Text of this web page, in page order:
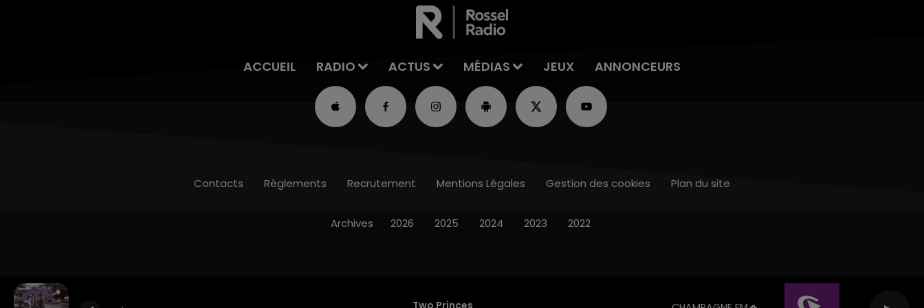
ACCUEIL RADIO ACTUS MÉDIAS JEUX ANNONCEURS
Two Princes
Contacts Règlements Recrutement Mentions Légales Gestion des cookies Plan du site
Archives 2026 2025 2024 2023 2022